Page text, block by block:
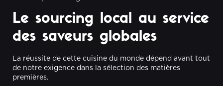
Le sourcing local au service
des saveurs globales
La réussite de cette cuisine du monde dépend avant tout
de notre exigence dans la sélection des matières
premières.